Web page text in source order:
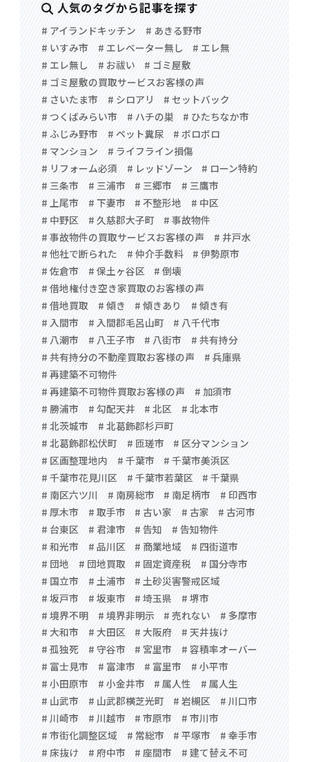
人気のタグから記事を探す
# アイランドキッチン
# あきる野市
# いすみ市
# エレベーター無し
# エレ無
# エレ無し
# お祓い
# ゴミ屋敷
# ゴミ屋敷の買取サービスお客様の声
# さいたま市
# シロアリ
# セットバック
# つくばみらい市
# ハチの巣
# ひたちなか市
# ふじみ野市
# ペット糞尿
# ボロボロ
# マンション
# ライフライン損傷
# リフォーム必須
# レッドゾーン
# ローン特約
# 三条市
# 三浦市 # 三郷市
# 三鷹市
# 上尾市
# 下妻市 # 不整形地
# 中区
# 中野区
# 久慈郡大子町
# 事故物件
# 事故物件の買取サービスお客様の声
# 井戸水
# 他社で断られた
# 仲介手数料
# 伊勢原市
# 佐倉市
# 保土ヶ谷区
# 倒壊
# 借地権付き空き家買取のお客様の声
# 借地買取
# 傾き # 傾きあり
# 傾き有
# 入間市
# 入間郡毛呂山町
# 八千代市
# 八潮市
# 八王子市 # 八街市
# 共有持分
# 共有持分の不動産買取お客様の声
# 兵庫県
# 再建築不可物件
# 再建築不可物件買取お客様の声
# 加須市
# 勝浦市
# 勾配天井 # 北区
# 北本市
# 北茨城市
# 北葛飾郡杉戸町
# 北葛飾郡松伏町
# 匝瑳市
# 区分マンション
# 区画整理地内
# 千葉市
# 千葉市美浜区
# 千葉市花見川区
# 千葉市若葉区
# 千葉県
# 南区六ツ川
# 南房総市 # 南足柄市
# 印西市
# 厚木市
# 取手市 # 古い家 # 古家
# 古河市
# 台東区
# 君津市 # 告知
# 告知物件
# 和光市
# 品川区 # 商業地域
# 四街道市
# 団地
# 団地買取 # 固定資産税
# 国分寺市
# 国立市
# 土浦市
# 土砂災害警戒区域
# 坂戸市
# 坂東市 # 埼玉県
# 堺市
# 境界不明
# 境界非明示 # 売れない
# 多摩市
# 大和市
# 大田区 # 大阪府
# 天井抜け
# 孤独死
# 守谷市 # 宮里市
# 容積率オーバー
# 富士見市
# 富津市 # 富里市
# 小平市
# 小田原市
# 小金井市 # 属人性
# 属人生
# 山武市
# 山武郡横芝光町 # 岩槻区
# 川口市
# 川崎市
# 川越市 # 市原市
# 市川市
# 市街化調整区域
# 常総市 # 平塚市
# 幸手市
# 床抜け
# 府中市 # 座間市
# 建て替え不可